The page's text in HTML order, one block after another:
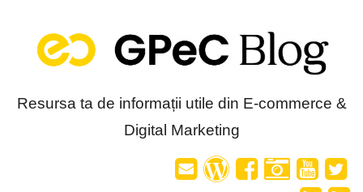
content
Blog-
Resursa ta de informații utile din E-commerce &
Digital Marketing